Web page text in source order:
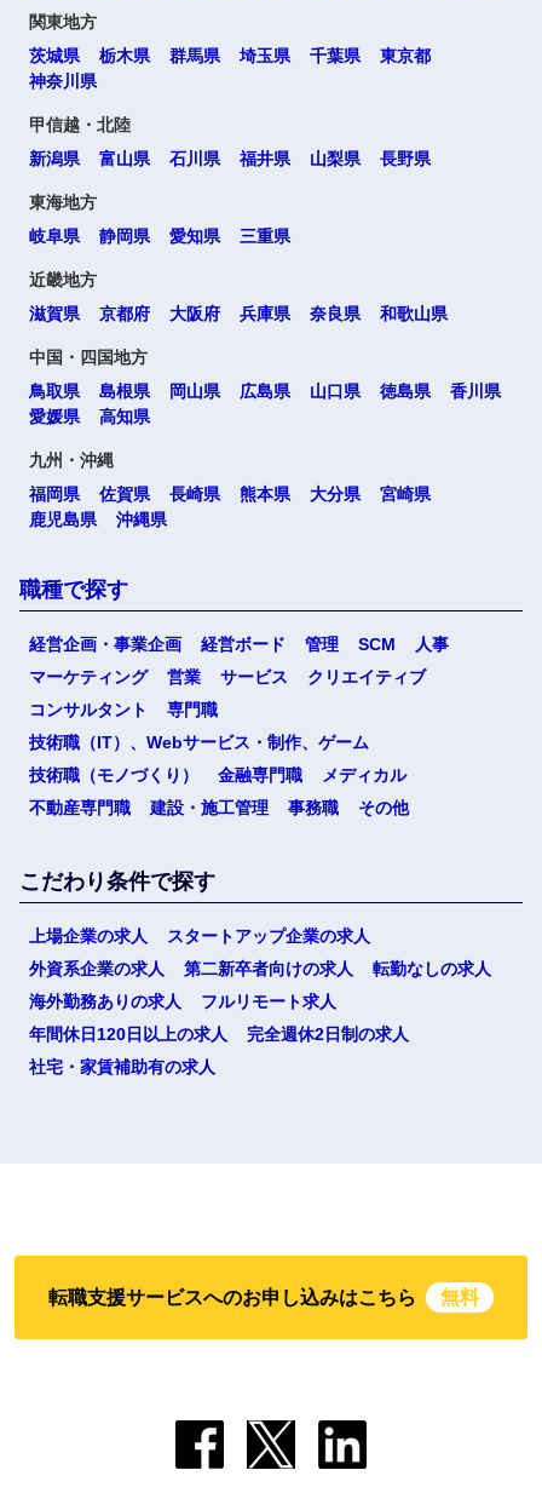
関東地方
茨城県
栃木県 群馬県 埼玉県 千葉県
東京都
神奈川県
甲信越・北陸
新潟県
富山県 石川県 福井県 山梨県 長野県
東海地方
岐阜県
静岡県 愛知県 三重県
近畿地方
滋賀県
京都府 大阪府 兵庫県 奈良県 和歌山県
中国・四国地方
鳥取県
島根県 岡山県 広島県 山口県 徳島県
香川県
愛媛県
高知県
九州・沖縄
福岡県
佐賀県 長崎県 熊本県 大分県
宮崎県
鹿児島県
沖縄県
職種で探す
経営企画・事業企画 経営ボード 管理 SCM
人事
マーケティング
営業 サービス
クリエイティブ
コンサルタント
専門職
技術職（IT）、Webサービス・制作、ゲーム
技術職（モノづくり）
金融専門職
メディカル
不動産専門職
建設・施工管理 事務職 その他
こだわり条件で探す
上場企業の求人
スタートアップ企業の求人
外資系企業の求人
第二新卒者向けの求人
転勤なしの求人
海外勤務ありの求人
フルリモート求人
年間休日120日以上の求人
完全週休2日制の求人
社宅・家賃補助有の求人
転職支援サービスへのお申し込みはこちら 無料